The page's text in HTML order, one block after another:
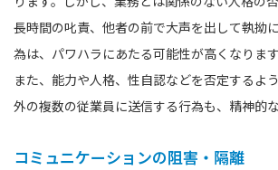
長時間の叱責、他者の前で大声を出して執拗
為は、パワハラにあたる可能性が高くなります
また、能力や人格、性自認などを否定するよ
外の複数の従業員に送信する行為も、精神的な
コミュニケーションの阻害・隔離